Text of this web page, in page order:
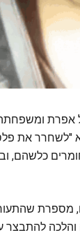
אפרת
"לשחרר את
כלשהם,
ילדיהם,
להתבצר